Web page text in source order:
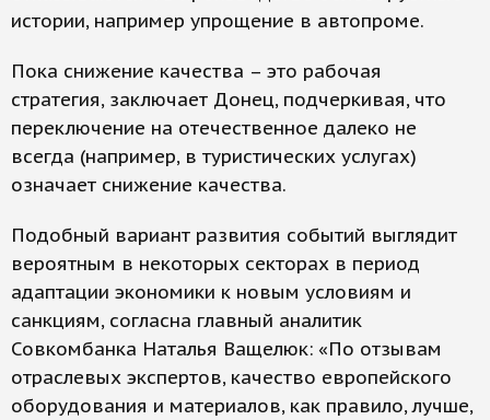
истории, например упрощение в автопроме.
Пока снижение качества – это рабочая
стратегия, заключает Донец, подчеркивая, что
переключение на отечественное далеко не
всегда (например, в туристических услугах)
означает снижение качества.
Подобный вариант развития событий выглядит
вероятным в некоторых секторах в период
адаптации экономики к новым условиям и
санкциям, согласна главный аналитик
Совкомбанка Наталья Ващелюк: «По отзывам
отраслевых экспертов, качество европейского
оборудования и материалов, как правило, лучше,